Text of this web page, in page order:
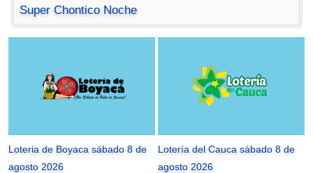
Super Chontico Noche
Loteria de Boyaca sábado 8 de
agosto 2026
Lotería del Cauca sábado 8 de
agosto 2026